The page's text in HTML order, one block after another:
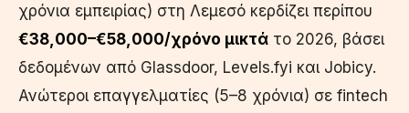
χρόνια εμπειρίας) στη Λεμεσό κερδίζει περίπου
€38,000–€58,000/χρόνο μικτά το 2026, βάσει
δεδομένων από Glassdoor, Levels.fyi και Jobicy.
Ανώτεροι επαγγελματίες (5–8 χρόνια) σε fintech